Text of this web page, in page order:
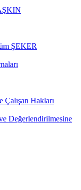
ŞEKER
Hakları
Değerlendirilmesine